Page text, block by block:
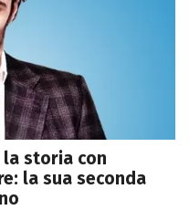
storia con
la sua seconda